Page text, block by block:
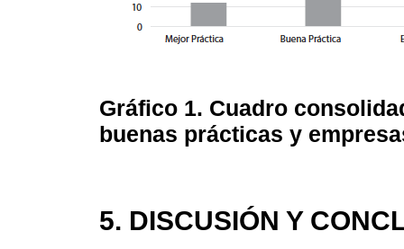
Gráfico 1. Cuadro
buenas prácticas y
5. DISCUSIÓN Y